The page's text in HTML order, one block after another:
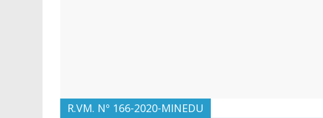
R.VM. Nº 166-2020-MINEDU